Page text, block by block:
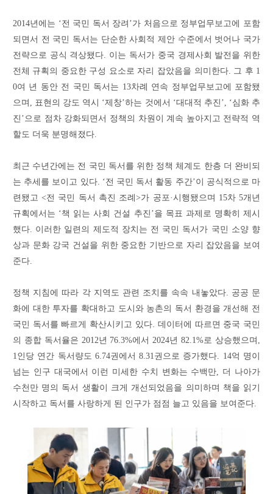
2014년에는 ‘전 국민 독서 장려’가 처음으로 정부업무보고에 포함
되면서 전 국민 독서는 단순한 사회적 제안 수준에서 벗어나 국가
전략으로 공식 격상됐다. 이는 독서가 중국 경제사회 발전을 위한
전체 규획의 중요한 구성 요소로 자리 잡았음을 의미한다. 그 후 1
0여 년 동안 전 국민 독서는 13차례 연속 정부업무보고에 포함됐
으며, 표현의 강도 역시 ‘제창’하는 것에서 ‘대대적 추진’, ‘심화 추
진’으로 점차 강화되면서 정책 의 차원이 계속 높아지고 전략적 역
할도 더욱 분명해졌다.
최근 수년간에는 전 국민 독서를 위한 정책 체계도 한층 더 완비 되
는 추세를 보이고 있다. ‘전 국민 독서 활동 주간’이 공식적으로 마
련됐고 <전 국민 독서 촉진 조례>가 공포·시행됐으며 15차 5개년
규획에서는 ‘책 읽는 사회 건설 추진’을 목표 과제로 명확히 제시
했다. 이러한 일련의 제도적 장치는 전 국민 독서가 국민 소양 향
상과 문화 강국 건설을 위한 중요한 기반으로 자리 잡았음을 보여
준다.
정책 지침에 따라 각 지역도 관련 조치를 속속 내놓았다. 공공 문
화에 대한 투자를 확대하고 도시와 농촌의 독서 환경을 개선해 전
국민 독서를 빠르게 확산시키고 있다. 데이터에 따르면 중국 국민
의 종합 독서율은 2012년 76.3%에서 2024년 82.1%로 상승했으며,
1인당 연간 독서량도 6.74권에서 8.31권으로 증가했다. 14억 명이
넘는 인구 대국에서 이런 미세한 수치 변화는 수백만, 더 나아가
수천만 명의 독서 생활이 크게 개선되었음을 의미하며 책을 읽기
시작하고 독서를 사랑하게 된 인구가 점점 늘고 있음을 보여준다.